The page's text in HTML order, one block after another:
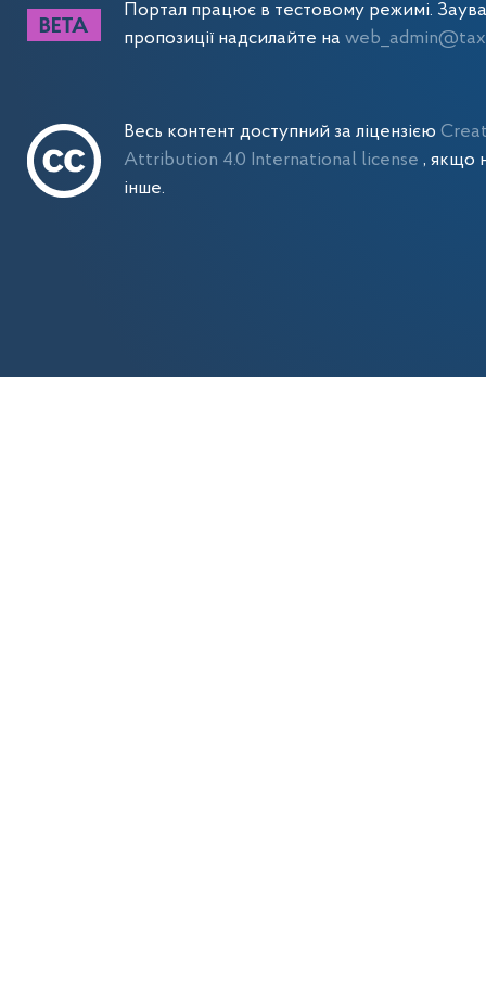
Портал працює в тестовому режимі.
пропозиції надсилайте на
Весь контент доступний за ліцензією
Attribution 4.0 International license, якщо
інше.